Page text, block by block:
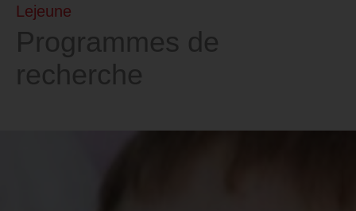
Lejeune
Programmes de
recherche